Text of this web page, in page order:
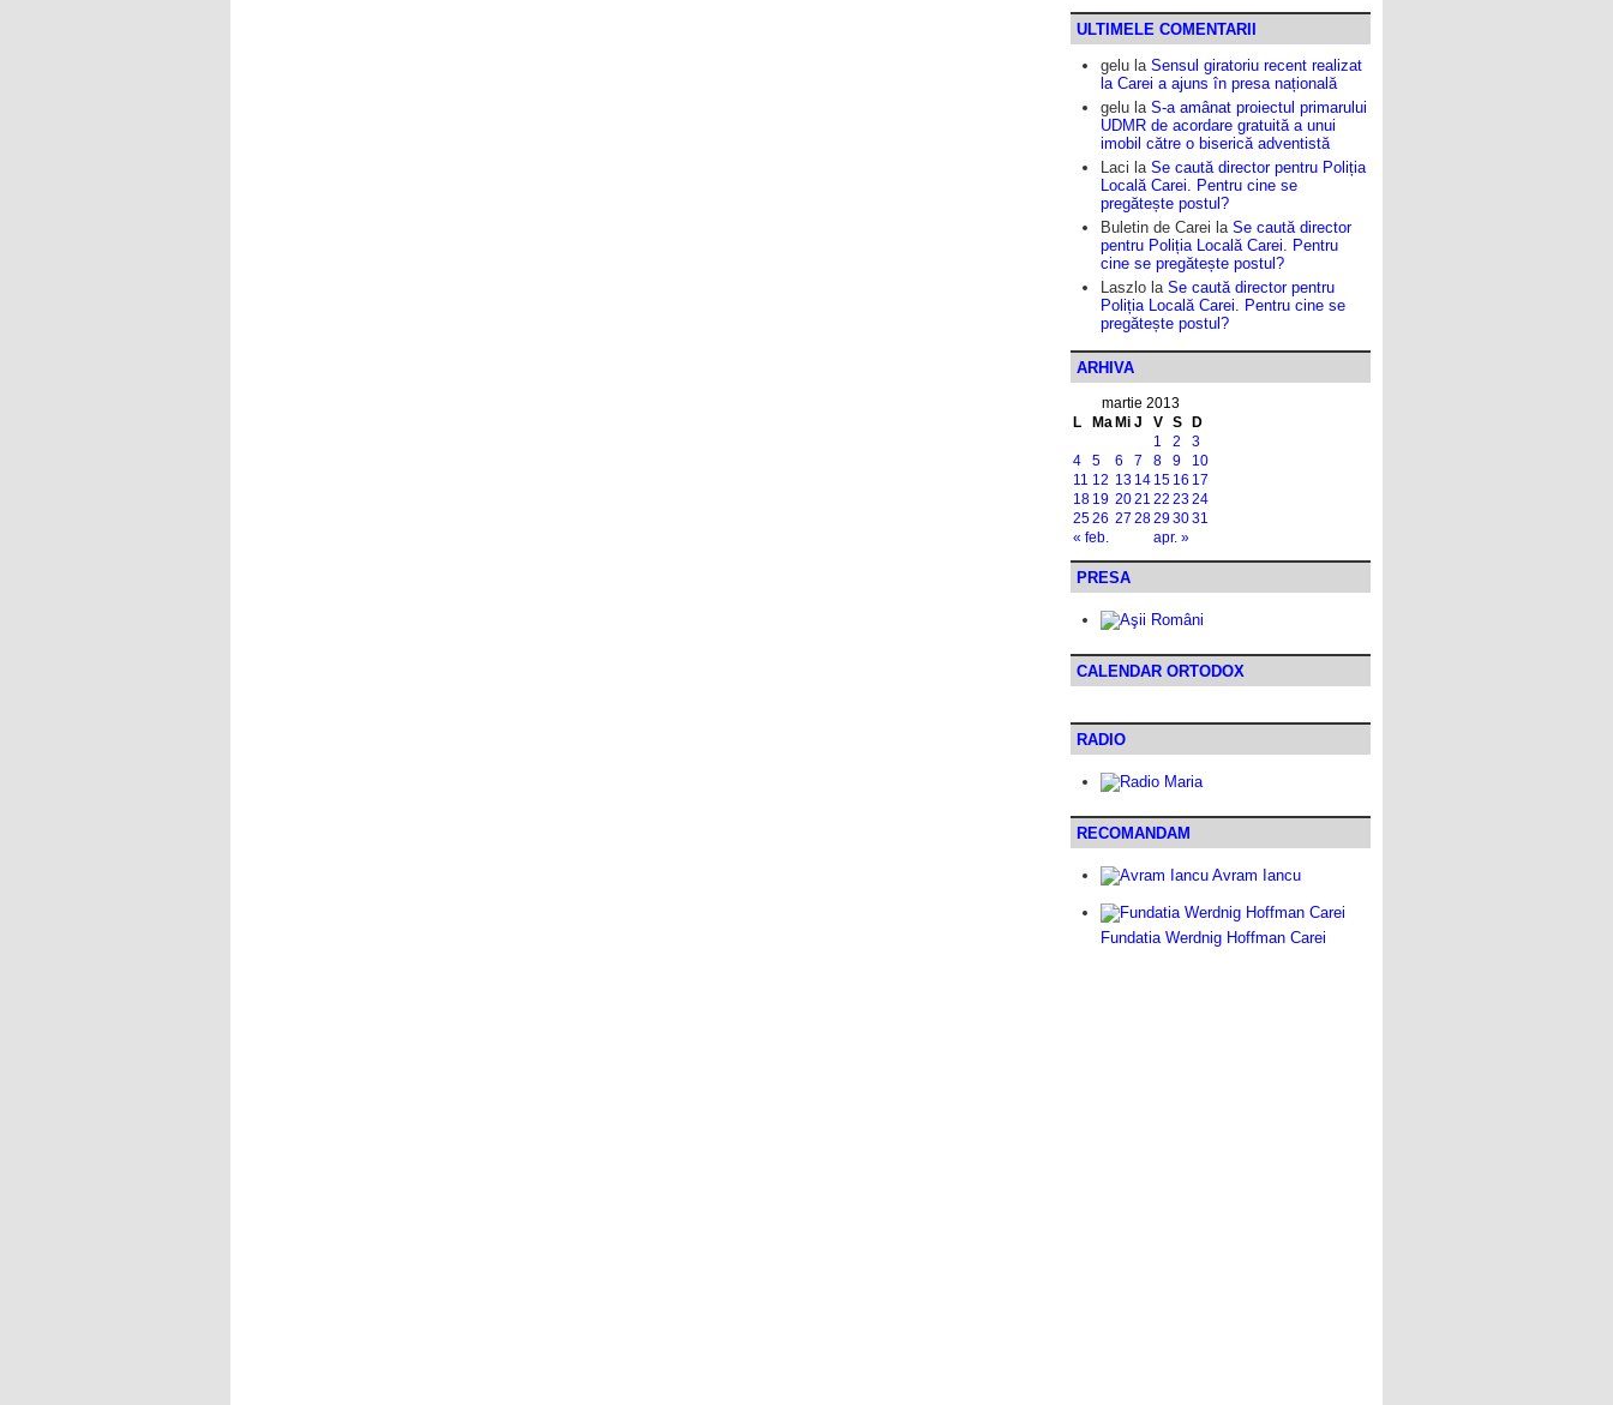
ULTIMELE COMENTARII
gelu la Sensul giratoriu recent realizat
la Carei a ajuns în presa națională
gelu la S-a amânat proiectul primarului
UDMR de acordare gratuită a unui
imobil către o biserică adventistă
Laci la Se caută director pentru Poliția
Locală Carei. Pentru cine se
pregătește postul?
Buletin de Carei la Se caută director
pentru Poliția Locală Carei. Pentru
cine se pregătește postul?
Laszlo la Se caută director pentru
Poliția Locală Carei. Pentru cine se
pregătește postul?
ARHIVA
martie 2013
L
Ma Mi J V S D
« feb. apr. »
1 2
3
4
5 6 7 8 9
10
11 12 13 14 15 16 17
18 19 2021 22 2324
2526 27 28293031
PRESA
CALENDAR ORTODOX
RADIO
RECOMANDAM
Avram Iancu
Fundatia Werdnig Hoffman Carei